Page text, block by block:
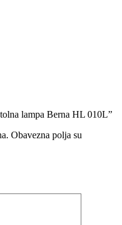
lampa Berna HL 010L”
Obavezna polja su